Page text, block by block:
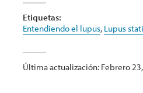
Etiquetas:
Entendiendo el lupus, Lupus
Última actualización: Febrero